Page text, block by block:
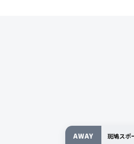
AWAY 斑鳩スポ